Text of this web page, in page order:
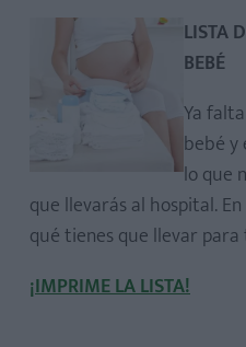
LISTA
BEBÉ
Ya
bebé
lo que
que llevarás al hospital.
qué tienes que llevar
¡IMPRIME LA LISTA!